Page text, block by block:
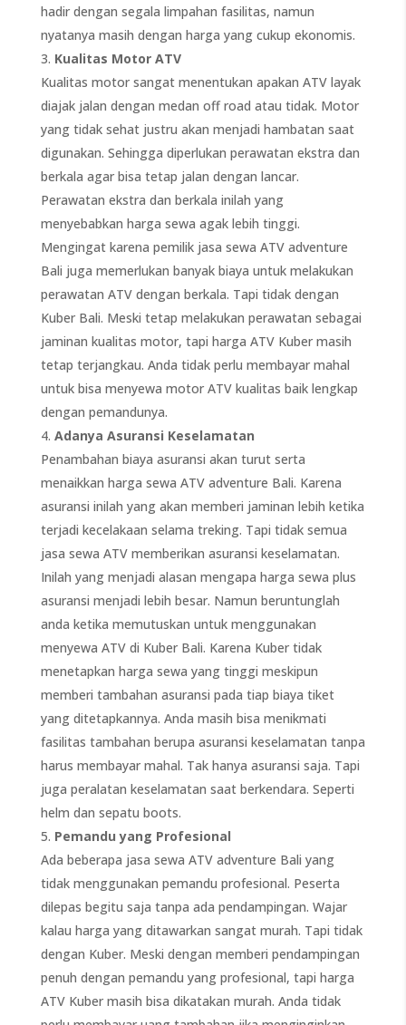
hadir dengan segala limpahan fasilitas, namun
nyatanya masih dengan harga yang cukup ekonomis.
Kualitas Motor ATV
Kualitas motor sangat menentukan apakan ATV layak
diajak jalan dengan medan off road atau tidak. Motor
yang tidak sehat justru akan menjadi hambatan saat
digunakan. Sehingga diperlukan perawatan ekstra dan
berkala agar bisa tetap jalan dengan lancar.
Perawatan ekstra dan berkala inilah yang
menyebabkan harga sewa agak lebih tinggi.
Mengingat karena pemilik jasa sewa ATV adventure
Bali juga memerlukan banyak biaya untuk melakukan
perawatan ATV dengan berkala. Tapi tidak dengan
Kuber Bali. Meski tetap melakukan perawatan sebagai
jaminan kualitas motor, tapi harga ATV Kuber masih
tetap terjangkau. Anda tidak perlu membayar mahal
untuk bisa menyewa motor ATV kualitas baik lengkap
dengan pemandunya.
Adanya Asuransi Keselamatan
Penambahan biaya asuransi akan turut serta
menaikkan harga sewa ATV adventure Bali. Karena
asuransi inilah yang akan memberi jaminan lebih ketika
terjadi kecelakaan selama treking. Tapi tidak semua
jasa sewa ATV memberikan asuransi keselamatan.
Inilah yang menjadi alasan mengapa harga sewa plus
asuransi menjadi lebih besar. Namun beruntunglah
anda ketika memutuskan untuk menggunakan
menyewa ATV di Kuber Bali. Karena Kuber tidak
menetapkan harga sewa yang tinggi meskipun
memberi tambahan asuransi pada tiap biaya tiket
yang ditetapkannya. Anda masih bisa menikmati
fasilitas tambahan berupa asuransi keselamatan tanpa
harus membayar mahal. Tak hanya asuransi saja. Tapi
juga peralatan keselamatan saat berkendara. Seperti
helm dan sepatu boots.
Pemandu yang Profesional
Ada beberapa jasa sewa ATV adventure Bali yang
tidak menggunakan pemandu profesional. Peserta
dilepas begitu saja tanpa ada pendampingan. Wajar
kalau harga yang ditawarkan sangat murah. Tapi tidak
dengan Kuber. Meski dengan memberi pendampingan
penuh dengan pemandu yang profesional, tapi harga
ATV Kuber masih bisa dikatakan murah. Anda tidak